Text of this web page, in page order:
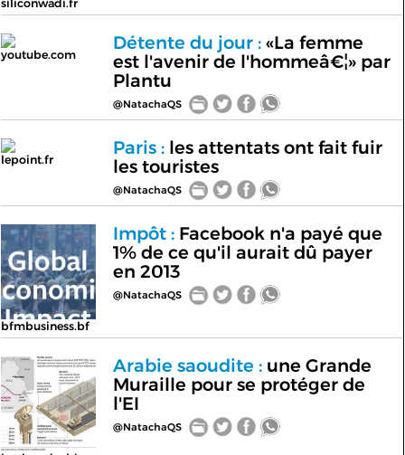
siliconwadi.fr
youtube.com
Détente du jour :«La femme
est l'avenir de l'hommeâ€¦» par
Plantu
@NatachaQS
lepoint.fr
Paris :les attentats ont fait fuir
les touristes
@NatachaQS
bfmbusiness.bf
Impôt :Facebook n'a payé que
1% de ce qu'il aurait dû payer
en 2013
@NatachaQS
Arabie saoudite :une Grande
Muraille pour se protéger de
l'EI
@NatachaQS